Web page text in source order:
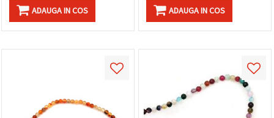
ADAUGA IN COS ADAUGA IN COS